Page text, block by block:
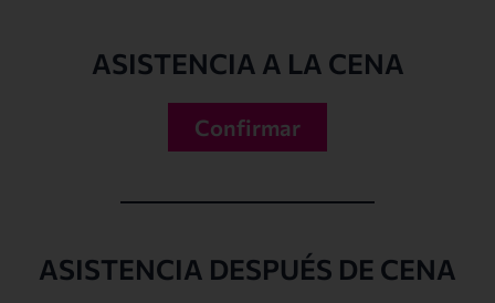
ASISTENCIA A LA CENA
Confirmar
ASISTENCIA DESPUÉS DE CENA